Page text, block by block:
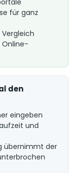
für ganz
den
eingeben
und
übernimmt der